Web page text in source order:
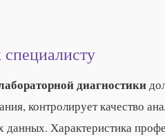
диагностики
контролирует качество
данных. Характеристика